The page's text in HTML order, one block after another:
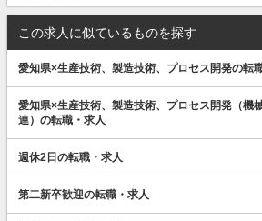
この求人に似ているものを探す
愛知県×生産技術、製造技術、プロセス開発の転
愛知県×生産技術、製造技術、プロセス開発（機
連）の転職・求人
週休2日の転職・求人
第二新卒歓迎の転職・求人